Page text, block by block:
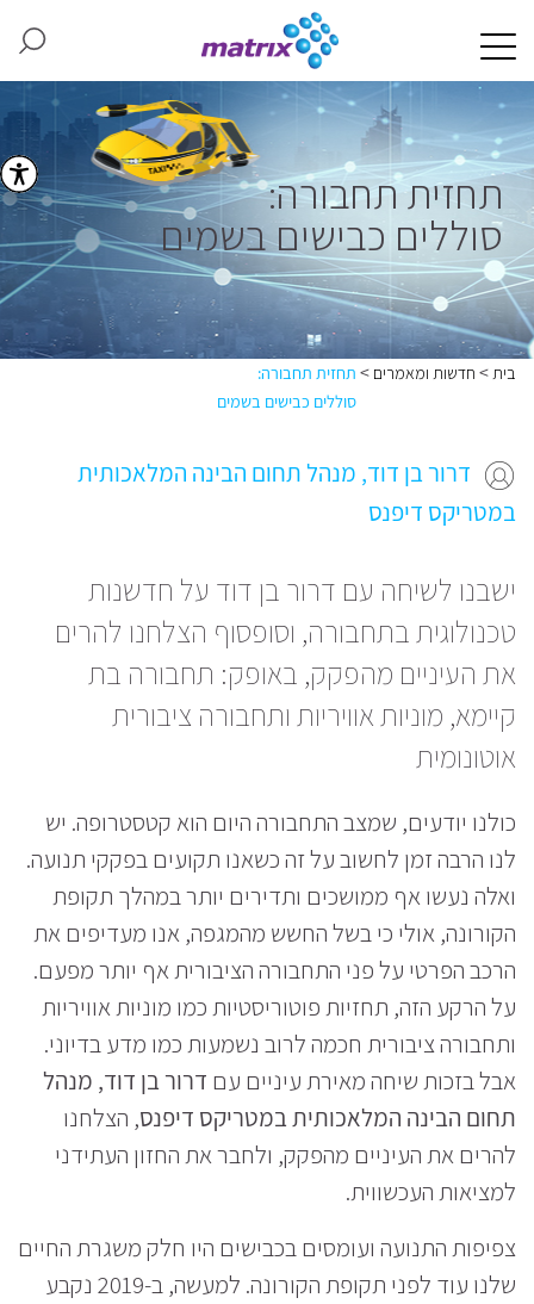
תחזית תחבורה:
סוללים כבישים בשמים
בית> חדשות ומאמרים > תחזית תחבורה:
סוללים כבישים בשמים
דרור בן דוד, מנהל תחום הבינה המלאכותית
במטריקס דיפנס
ישבנו לשיחה עם דרור בן דוד על חדשנות
טכנולוגית בתחבורה, וסופסוף הצלחנו להרים
את העיניים מהפקק, באופק: תחבורה בת
קיימא, מוניות אוויריות ותחבורה ציבורית
אוטונומית
כולנו יודעים, שמצב התחבורה היום הוא קטסטרופה. יש
לנו הרבה זמן לחשוב על זה כשאנו תקועים בפקקי תנועה.
ואלה נעשו אף ממושכים ותדירים יותר במהלך תקופת
הקורונה, אולי כי בשל החשש מהמגפה, אנו מעדיפים את
הרכב הפרטי על פני התחבורה הציבורית אף יותר מפעם.
על הרקע הזה, תחזיות פוטוריסטיות כמו מוניות אוויריות
ותחבורה ציבורית חכמה לרוב נשמעות כמו מדע בדיוני.
אבל בזכות שיחה מאירת עיניים עם דרור בן דוד, מנהל
תחום הבינה המלאכותית במטריקס דיפנס, הצלחנו
להרים את העיניים מהפקק, ולחבר את החזון העתידני
למציאות העכשווית.
צפיפות התנועה ועומסים בכבישים היו חלק משגרת החיים
שלנו עוד לפני תקופת הקורונה. למעשה, ב-2019 נקבע